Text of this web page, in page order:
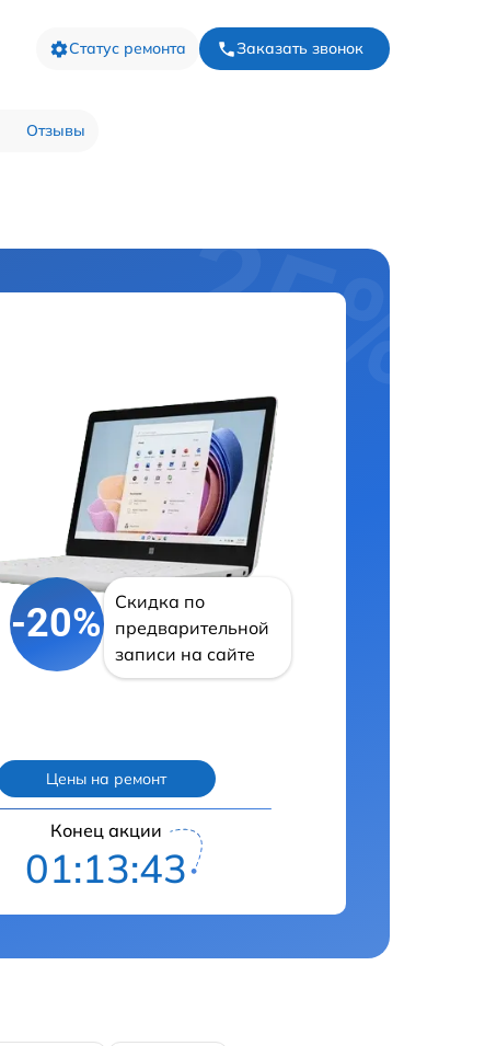
Статус ремонта Заказать звонок
Отзывы
-20%
Скидка по
предварительной
записи на сайте
Цены на ремонт
Конец акции
01:13:42